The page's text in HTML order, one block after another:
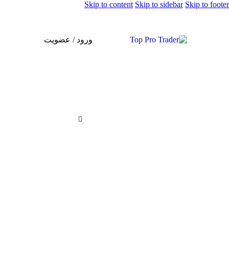
Skip to content Skip to sidebar Skip to footer
ورود / عضویت